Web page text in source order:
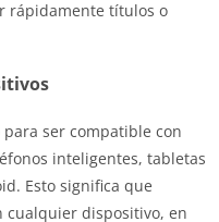
rápidamente títulos o
para ser compatible con
inteligentes, tabletas
Esto significa que
cualquier dispositivo, en